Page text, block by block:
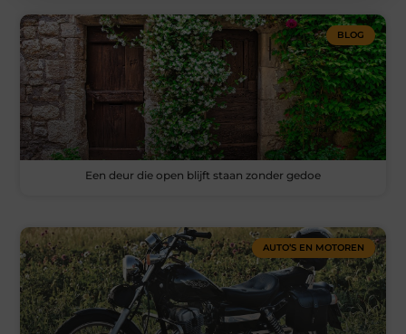
BLOG
Een deur die open blijft staan zonder gedoe
AUTO’S EN MOTOREN